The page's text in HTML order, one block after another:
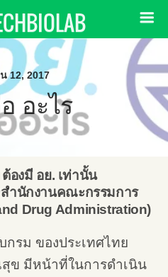
12, 2017
อะไร
องมี อย. เท่านั้น
สํานักงานคณะกรรมการ
Drug Administration)
กรม ของประเทศไทย
ข มีหน้าที่ในการดําเนิน